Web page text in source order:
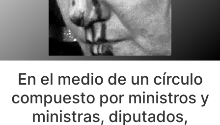
En el medio de un círculo
compuesto por ministros y
ministras, diputados,